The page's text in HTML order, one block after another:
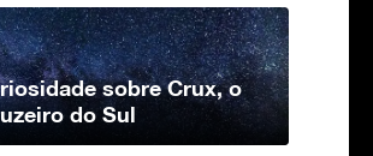
sobre Crux, o
do Sul